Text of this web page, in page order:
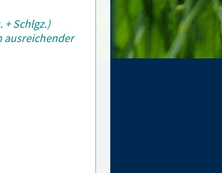
+ Schlgz.)
ausreichender